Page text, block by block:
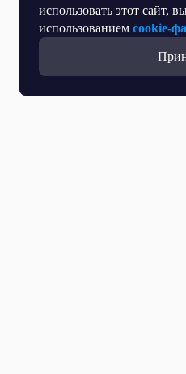
использовать этот сайт,
использованием cookie-